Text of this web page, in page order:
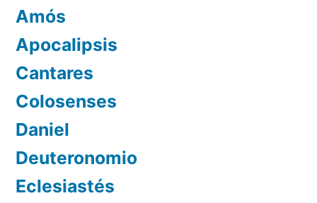
Amós
Apocalipsis
Cantares
Colosenses
Daniel
Deuteronomio
Eclesiastés